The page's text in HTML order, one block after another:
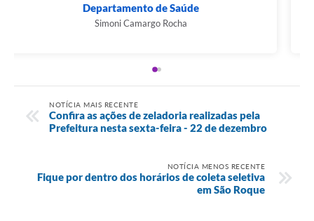
Departamento de Saúde
Simoni Camargo Rocha
NOTÍCIA MAIS RECENTE
Confira as ações de zeladoria realizadas pela
Prefeitura nesta sexta-feira - 22 de dezembro
NOTÍCIA MENOS RECENTE
Fique por dentro dos horários de coleta seletiva
em São Roque